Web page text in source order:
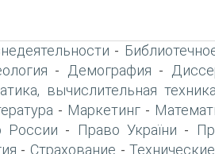
-
- Демография -
вычислительная
- Маркетинг -
России - Право України -
- Страхование -